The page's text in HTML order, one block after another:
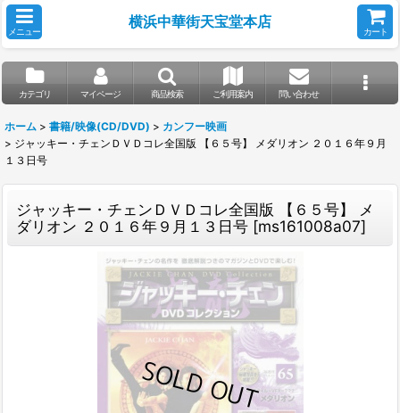
メニュー
横浜中華街天宝堂本店
カート
カテゴリ マイページ 商品検索 ご利用案内 問い合わせ
ホーム > 書籍/映像(CD/DVD) > カンフー映画
> ジャッキー・チェンＤＶＤコレ全国版 【６５号】 メダリオン ２０１６年９月
１３日号
ジャッキー・チェンＤＶＤコレ全国版 【６５号】 メ
ダリオン ２０１６年９月１３日号 [ms161008a07]